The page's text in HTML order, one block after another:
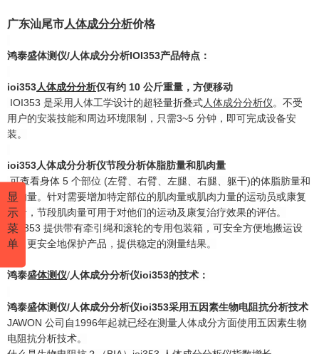
广东汕尾市人体成分分析价格
鸿泰盛体测仪/人体成分分析IOI353产品特点：
ioi353人体成分分析仅有约 10 公斤重量，方便移动
IOI353 是采用人体工学设计的超轻量折叠式人体成分分析仪。不受
用户的安装技能和周边环境限制，只需3~5 分钟，即可完成设备安
装。
ioi353人体成分分析仪节段分析体脂肪量和肌肉量
可查看身体 5 个部位 (左臂、右臂、左腿、右腿、躯干)的体脂肪量和
肌肉量。针对需要增加特定部位的肌肉量或肌肉力量的运动员或康复
患者，节段肌肉量可用于对他们的运动及康复治疗效果的评估。
IOI353 提供带有牵引绳和滚轮的专用包装箱，可安全方便地搬运设
备。更安全地保护产品，提供稳定的测量结果。
鸿泰盛体测仪/人体成分分析仪ioi353的技术 ：
鸿泰盛体测仪/人体成分分析仪ioi353采用五因素生物电阻抗分析技术
JAWON 公司自1996年起就已经在测量人体成分方面使用五因素生物
电阻抗分析技术。
显
示
菜
单